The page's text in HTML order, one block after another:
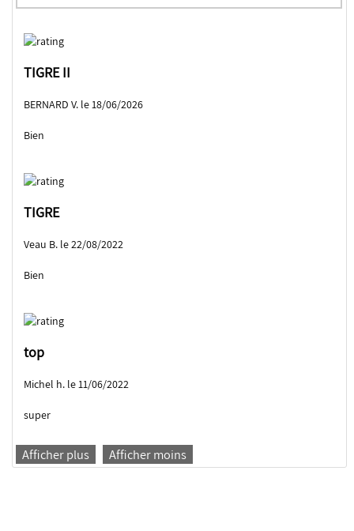
TIGRE II
BERNARD V. le 18/06/2026
Bien
TIGRE
Veau B. le 22/08/2022
Bien
top
Michel h. le 11/06/2022
super
Afficher plus Afficher moins